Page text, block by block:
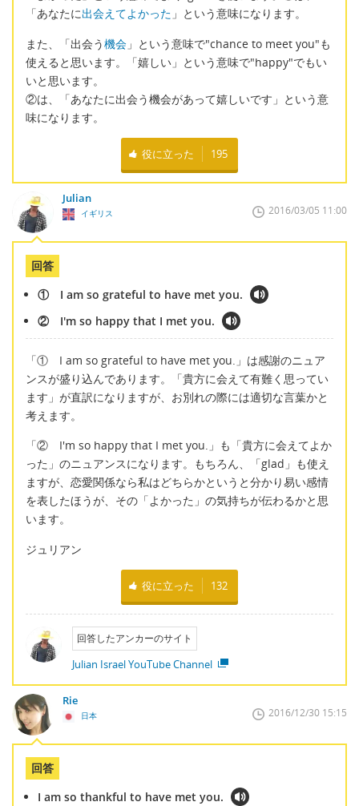
「あなたに出会えてよかった 」という意味になります。
また、「出会う機会 」という意味で"chance to meet you"も
使えると思います。「嬉しい」という意味で"happy"でもい
いと思います。
②は、「あなたに出会う機会があって嬉しいです」という意
味になります。
役に立った 195
Julian
イギリス 2016/03/05 11:00
回答
① I am so grateful to have met you.
② I'm so happy that I met you.
「① I am so grateful to have met you.」は感謝のニュア
ンスが盛り込んであります。「貴方に会えて有難く思ってい
ます」が直訳になりますが、お別れの際には適切な言葉かと
考えます。
「② I'm so happy that I met you.」も「貴方に会えてよか
った」のニュアンスになります。もちろん、「glad」も使え
ますが、恋愛関係なら私はどちらかというと分かり易い感情
を表したほうが、その「よかった」の気持ちが伝わるかと思
います。
ジュリアン
役に立った 132
回答したアンカーのサイト
Julian Israel YouTube Channel
Rie
日本 2016/12/30 15:15
回答
I am so thankful to have met you.